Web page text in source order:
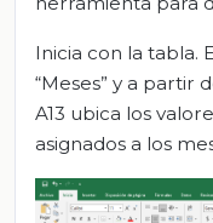
Inicia con la tabla.
“Meses” y a partir
A13 ubica los
asignados a los